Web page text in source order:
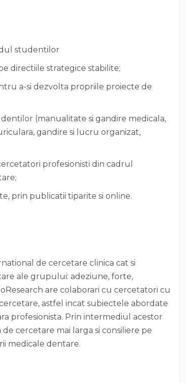
studentilor
directiile strategice stabilite;
a-si dezvolta propriile proiecte de
(manualitate si gandire medicala,
gandire si lucru organizat,
profesionisti din cadrul
prin publicatii tiparite si online.
de cercetare clinica cat si
ale grupului: adeziune, forte,
are colaborari cu cercetatori cu
astfel incat subiectele abordate
profesionista. Prin intermediul acestor
cercetare mai larga si consiliere pe
medicale dentare.